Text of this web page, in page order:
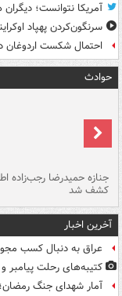
آمریکا نتوانست؛
سرنگون‌کردن پهپاد
احتمال شکست اردوغان
حوادث
جنازه حمیدرضا رجب‌زاده
کشف شد
آخرین اخبار
عراق به دنبال کسب
کتیبه‌های رحلت پیامبر
آمار شهدای جنگ رمضان؛ ۳۵۱۹ شهید، ۵۱۷ زن و ۲۷۰ دانش‌آموز